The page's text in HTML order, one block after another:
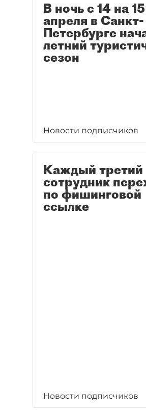
В ночь с 14 на 15
апреля в Санкт-
Петербурге
летний
сезон
Новости подписчиков
Каждый третий
сотрудник
по фишинговой
ссылке
Новости подписчиков